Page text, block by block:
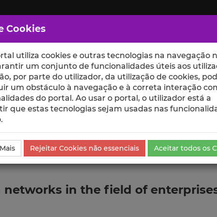
ESCOLAS UNIDADES
Comunicação
in the field of
Cookies
utiliza cookies e outras tecnologias na navegação
um conjunto de funcionalidades úteis aos
por parte do utilizador, da utilização de cookies,
um obstáculo à navegação e à correta interação
do portal. Ao usar o portal, o utilizador está a
que estas tecnologias sejam usadas nas
Rejeitar Cookies não essenciais Aceitar todos os